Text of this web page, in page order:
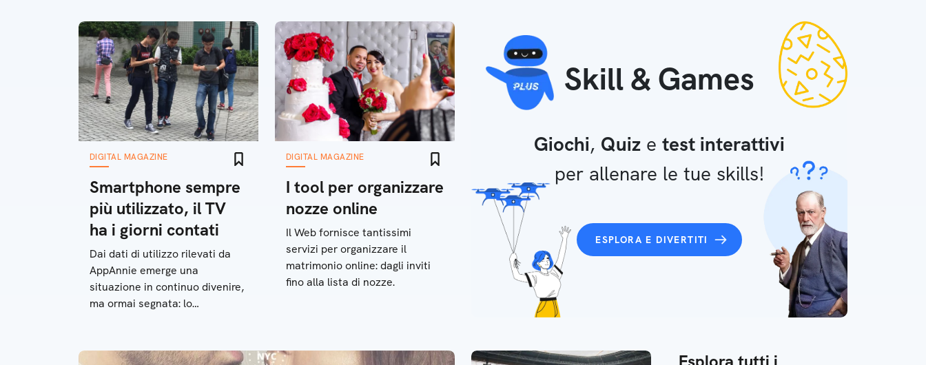
DIGITAL MAGAZINE
Smartphone sempre
più utilizzato, il TV
ha i giorni contati
Dai dati di utilizzo rilevati da
AppAnnie emerge una
situazione in continuo divenire,
ma ormai segnata: lo
DIGITAL MAGAZINE
I tool per organizzare
nozze online
Il Web fornisce tantissimi
servizi per organizzare il
matrimonio online: dagli inviti
fino alla lista di nozze.
Skill & Games
Giochi, Quiz e test interattivi
per allenare le tue skills!
ESPLORA E DIVERTITI